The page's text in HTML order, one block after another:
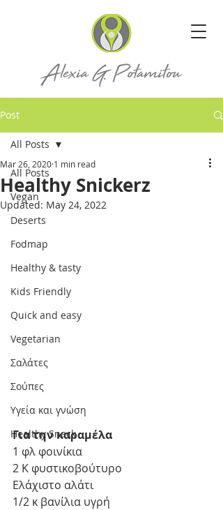
Post
All Posts
Vegan
Deserts
Fodmap
Healthy & tasty
Kids Friendly
Quick and easy
Vegetarian
Σαλάτες
Σούπες
Υγεία και γνώση
Healthy Snack
All Posts
Healthy Snickerz
Mar 26, 2020 1 min read
Updated: May 24, 2022
Για την καραμέλα
1 φλ φοινίκια
2 Κ φυστικοβούτυρο
Ελάχιστο αλάτι
1/2 κ βανίλια υγρή